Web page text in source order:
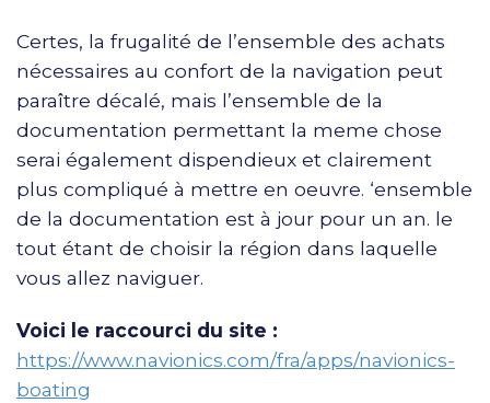
Certes, la frugalité de l’ensemble des achats
nécessaires au confort de la navigation peut
paraître décalé, mais l’ensemble de la
documentation permettant la meme chose
serai également dispendieux et clairement
plus compliqué à mettre en oeuvre. ‘ensemble
de la documentation est à jour pour un an. le
tout étant de choisir la région dans laquelle
vous allez naviguer.
Voici le raccourci du site :
https://www.navionics.com/fra/apps/navionics-
boating